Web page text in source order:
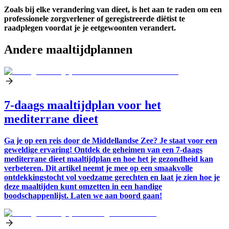
Zoals bij elke verandering van dieet, is het aan te raden om een
professionele zorgverlener of geregistreerde diëtist te
raadplegen voordat je je eetgewoonten verandert.
Andere maaltijdplannen
7-daags maaltijdplan voor het
mediterrane dieet
Ga je op een reis door de Middellandse Zee? Je staat voor een
geweldige ervaring! Ontdek de geheimen van een 7-daags
mediterrane dieet maaltijdplan en hoe het je gezondheid kan
verbeteren. Dit artikel neemt je mee op een smaakvolle
ontdekkingstocht vol voedzame gerechten en laat je zien hoe je
deze maaltijden kunt omzetten in een handige
boodschappenlijst. Laten we aan boord gaan!